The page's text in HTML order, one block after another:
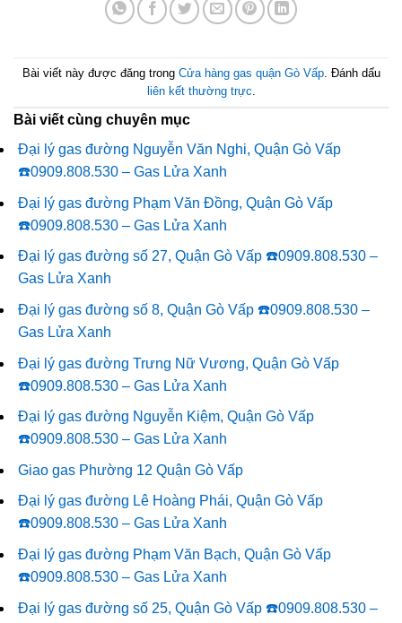
Bài viết này được đăng trong Cửa hàng gas quận Gò Vấp. Đánh dấu
liên kết thường trực
Bài viết cùng chuyên mục
Đại lý gas đường Nguyễn Văn Nghi, Quận Gò Vấp
☎️0909.808.530 – Gas Lửa Xanh
Đại lý gas đường Phạm Văn Đồng, Quận Gò Vấp
☎️0909.808.530 – Gas Lửa Xanh
Đại lý gas đường số 27, Quận Gò Vấp ☎️0909.808.530 –
Gas Lửa Xanh
Đại lý gas đường số 8, Quận Gò Vấp ☎️0909.808.530 –
Gas Lửa Xanh
Đại lý gas đường Trưng Nữ Vương, Quận Gò Vấp
☎️0909.808.530 – Gas Lửa Xanh
Đại lý gas đường Nguyễn Kiệm, Quận Gò Vấp
☎️0909.808.530 – Gas Lửa Xanh
Giao gas Phường 12 Quận Gò Vấp
Đại lý gas đường Lê Hoàng Phái, Quận Gò Vấp
☎️0909.808.530 – Gas Lửa Xanh
Đại lý gas đường Phạm Văn Bạch, Quận Gò Vấp
☎️0909.808.530 – Gas Lửa Xanh
Đại lý gas đường số 25, Quận Gò Vấp ☎️0909.808.530 –